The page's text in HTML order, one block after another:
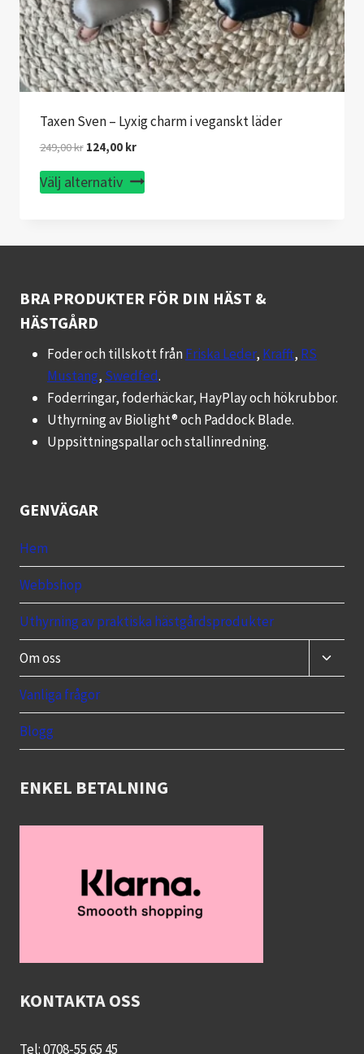
Taxen Sven – Lyxig charm i veganskt läder
249,00kr Det
priset
124,00 krDet
priset
Välj alternativ
Den
har
varianter.
alternativen
kan
väljas
på
produktsidan
BRA PRODUKTER FÖR DIN HÄST &
HÄSTGÅRD
Foder och tillskott frånFriska Leder, Krafft, RS
Mustang, Swedfed.
Foderringar, foderhäckar, HayPlay och hökrubbor.
Uthyrning av Biolight® och Paddock Blade.
Uppsittningspallar och stallinredning.
GENVÄGAR
Hem
Webbshop
Uthyrning av praktiska hästgårdsprodukter
Om oss
Toggle
child
Vanliga frågor
Blogg
ENKEL BETALNING
KONTAKTA OSS
Tel: 0708-55 65 45